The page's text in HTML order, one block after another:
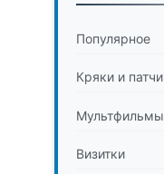
Популярное
Кряки и патчи
Мультфильмы
Визитки